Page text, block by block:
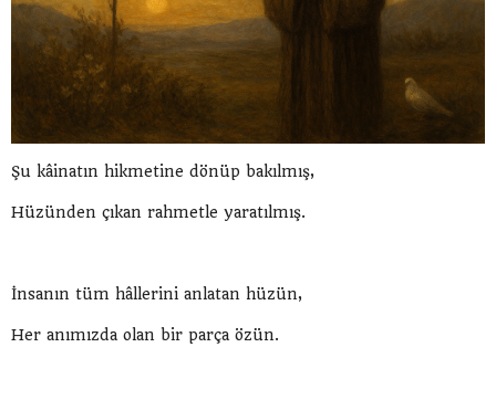
Şu kâinatın hikmetine dönüp bakılmış,
Hüzünden çıkan rahmetle yaratılmış.
İnsanın tüm hâllerini anlatan hüzün,
Her anımızda olan bir parça özün.